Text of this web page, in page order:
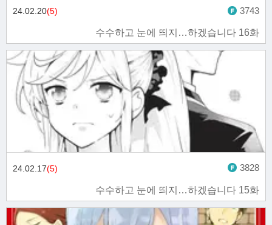
수수하고 눈에 띄지…하겠습니다 16화
24.02.20(5) 3743
수수하고 눈에 띄지…하겠습니다 15화
24.02.17(5) 3828